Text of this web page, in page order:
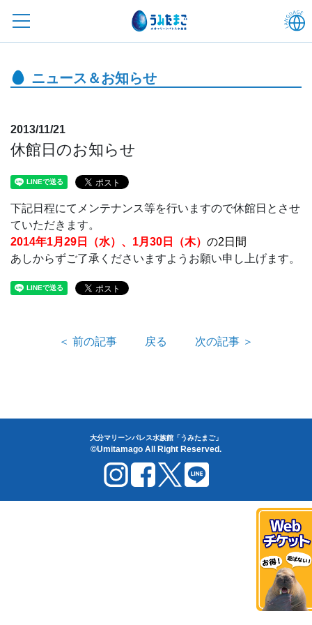
ニュース＆お知らせ
2013/11/21
休館日のお知らせ
下記日程にてメンテナンス等を行いますので休館日とさせ
ていただきます。
2014年1月29日（水）、1月30日（木） の2日間
あしからずご了承くださいますようお願い申し上げます。
＜ 前の記事 戻る 次の記事 ＞
大分マリーンパレス水族館「うみたまご」
©Umitamago All Right Reserved.